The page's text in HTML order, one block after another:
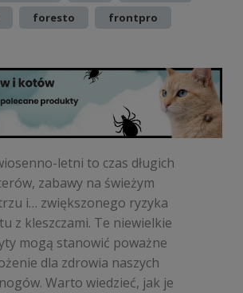
foresto
frontpro
letni to czas długich
zabawy na świeżym
i… zwiększonego ryzyka
z kleszczami. Te niewielkie
mogą stanowić poważne
dla zdrowia naszych
Warto wiedzieć, jak je